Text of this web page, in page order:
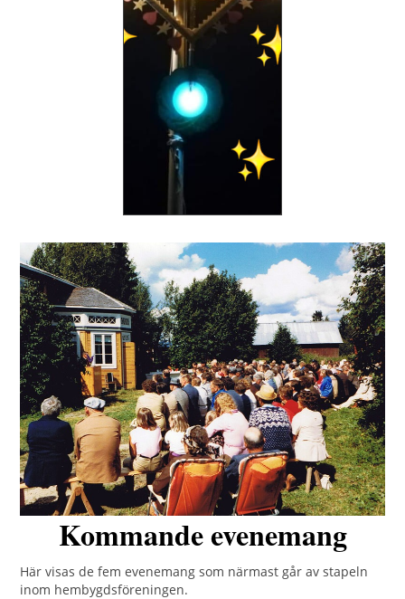
Kommande evenemang
Här visas de fem evenemang som närmast går av stapeln
inom hembygdsföreningen.